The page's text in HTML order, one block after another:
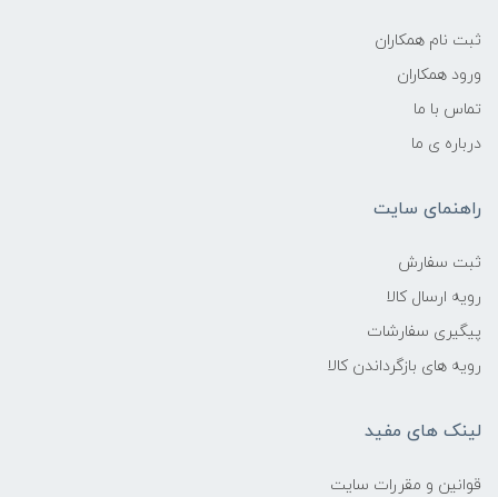
ثبت نام همکاران
ورود همکاران
تماس با ما
درباره ی ما
راهنمای سایت
ثبت سفارش
رویه ارسال کالا
پیگیری سفارشات
رویه های بازگرداندن کالا
لینک های مفید
قوانین و مقررات سایت